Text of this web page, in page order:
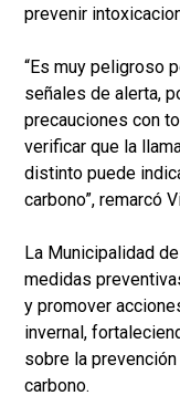
prevenir
“Es muy peligroso
señales de alerta,
precauciones con
verificar que la
distinto puede
carbono”, remarcó
La Municipalidad
medidas
y promover
invernal,
sobre la
carbono.